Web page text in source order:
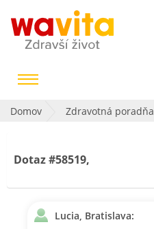
Domov Zdravotná poradňa
Dotaz #58519,
Lucia, Bratislava: